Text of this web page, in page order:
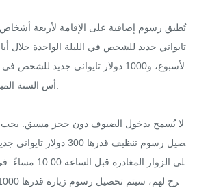
تايواني جديد للشخص في الليلة الواحدة خلال
لأسبوع، و1000 دولار تايواني جديد
أس السنة
صيل رسوم تنظيف قدرها
لى الزوار